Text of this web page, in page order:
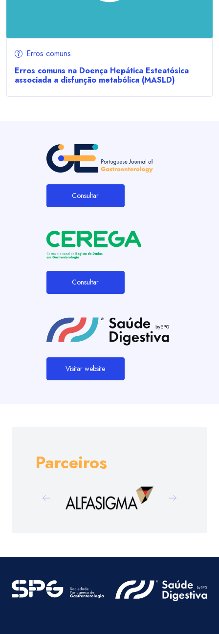
Erros comuns
Erros comuns na Doença Hepática Esteatósica
associada a disfunção metabólica (MASLD)
Consultar
Consultar
Visitar website
Parceiros
Previous Next